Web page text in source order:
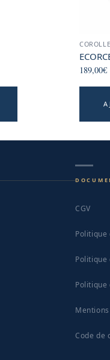
COROLLE
189,00€
CGV
Politique
Politique
Politique
Code de